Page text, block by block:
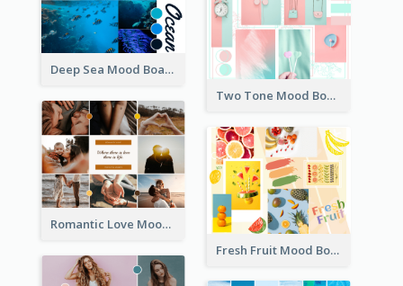
Deep Sea Mood Board
Two Tone Mood Board
Romantic Love Mood Board
Fresh Fruit Mood Board